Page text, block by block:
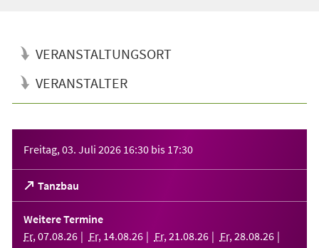
VERANSTALTUNGSORT
VERANSTALTER
Freitag, 03. Juli 2026 16:30 bis 17:30
Tanzbau
(Öffnet
in
einem
neuen
Tab)
Weitere Termine
Fr, 07.08.26 Fr, 14.08.26 Fr, 21 .08.26 Fr, 28.08.26